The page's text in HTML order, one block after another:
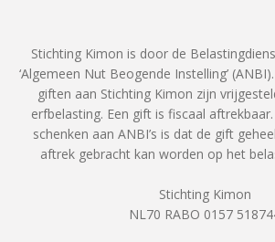
Stichting Kimon is door de
‘Algemeen Nut Beogende Instelling’
giften aan Stichting Kimon zijn
erfbelasting. Een gift is fiscaal
schenken aan ANBI’s is dat de gift
aftrek gebracht kan worden op het
Stichting Kimon
NL70 RABO 0157